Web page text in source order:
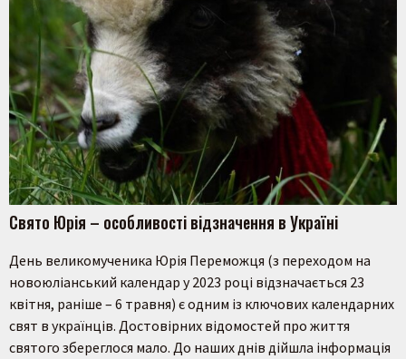
Свято Юрія – особливості відзначення в Україні
День великомученика Юрія Переможця (з переходом на
новоюліанський календар у 2023 році відзначається 23
квітня, раніше – 6 травня) є одним із ключових календарних
свят в українців. Достовірних відомостей про життя
святого збереглося мало. До наших днів дійшла інформація